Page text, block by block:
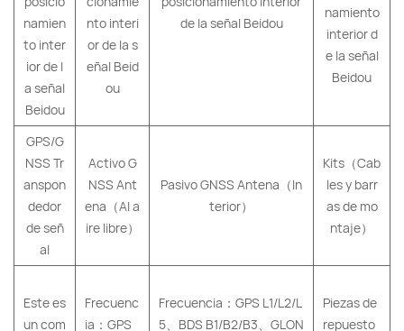
GPS/G
NSS Tr
anspon
dedor
de señ
al
Activo G
NSS Ant
ena（Al a
ire libre）
Pasivo GNSS Antena（In
terior）
Kits（Cab
les y barr
as de mo
ntaje）
Este es
un com
Frecuenc
ia：GPS
Frecuencia：GPS L1/L2/L
5、BDS B1/B2/B3、GLON
Piezas de
repuesto